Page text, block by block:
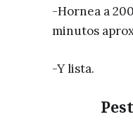
-Hornea a
minutos
-Y lista.